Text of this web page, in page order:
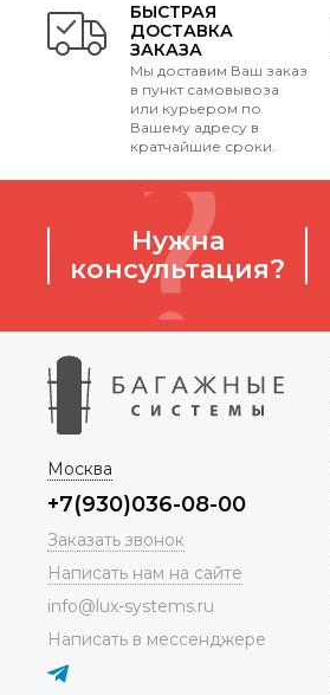
БЫСТРАЯ
ДОСТАВКА
ЗАКАЗА
Мы доставим Ваш заказ
в пункт самовывоза
или курьером по
Вашему адресу в
кратчайшие сроки.
Нужна
консультация?
Москва
+7(930)036-08-00
Заказать звонок
Написать нам на сайте
info@lux-systems.ru
Написать в мессенджере